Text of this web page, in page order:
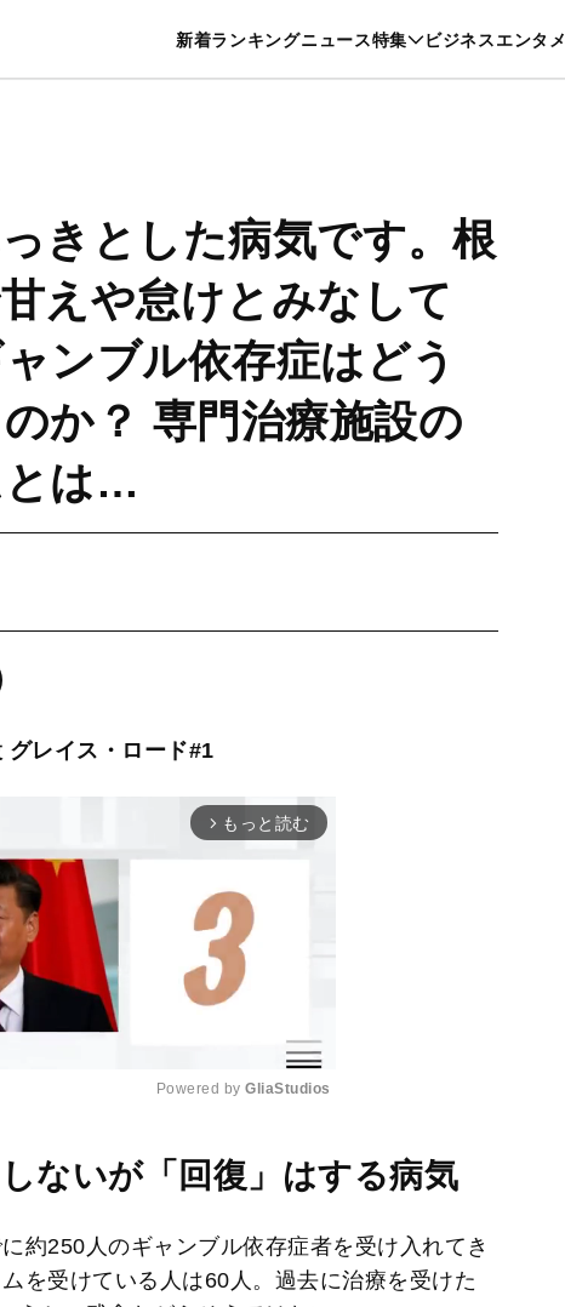
新着ランキングニュース特集 ビジネスエンタメ
暮らし スポーツ ヘルスケア 美容 グルメ
っきとした病気です。根
えや怠けとみなして
ンブル依存症はどう
か？ 専門治療施設の
とは…
グレイス・ロード#1
arrow_forward_ios もっと読む
M
u
e
Powered by GliaStudios
ないが「回復」はする病気
約250人のギャンブル依存症者を受け入れてき
を受けている人は60人。過去に治療を受けた